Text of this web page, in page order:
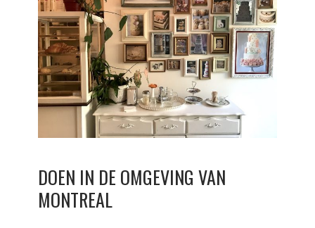
DOEN IN DE OMGEVING VAN
MONTREAL